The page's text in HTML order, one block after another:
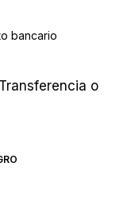
bancario
o